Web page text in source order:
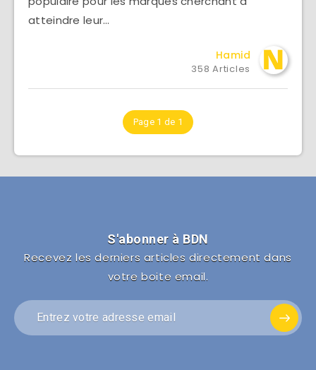
atteindre leur…
Hamid
358 Articles
Page 1 de 1
S'abonner à BDN
Recevez les derniers articles directement dans
votre boite email.